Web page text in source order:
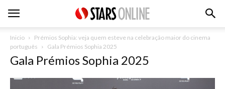
Inicio
Prémios Sophia: veja quem esteve na celebração maior do cinema
português
Gala Prémios Sophia 2025
Gala Prémios Sophia 2025